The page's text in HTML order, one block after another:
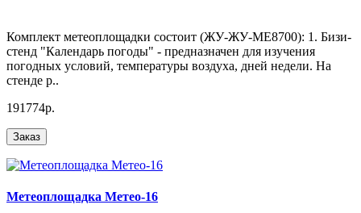
Комплект метеоплощадки состоит (ЖУ-ЖУ-МЕ8700): 1. Бизи-
стенд "Календарь погоды" - предназначен для изучения
погодных условий, температуры воздуха, дней недели. На
стенде р..
191774р.
Заказ
Метеоплощадка Метео-16